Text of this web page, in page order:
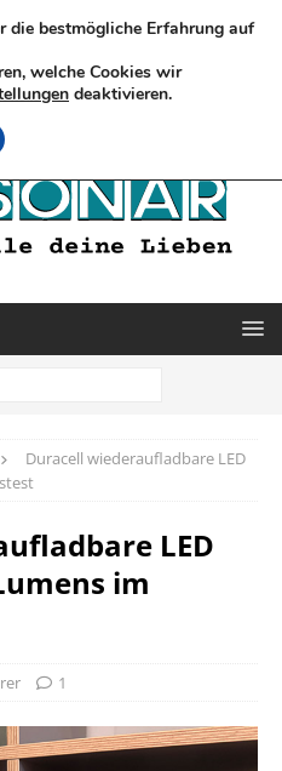
Duracell wiederaufladbare LED
LED
im
1
die bestmögliche Erfahrung auf
welche Cookies wir
deaktivieren.